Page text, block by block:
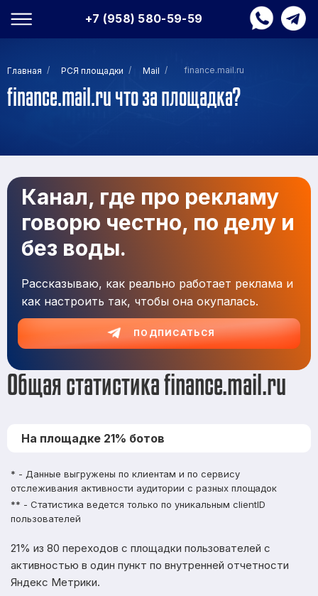
+7 (958) 580-59-59
Главная / РСЯ площадки / Mail / finance.mail.ru
finance.mail.ru что за площадка?
Канал, где про рекламу
говорю честно, по делу и
без воды.
Рассказываю, как реально работает реклама и
как настроить так, чтобы она окупалась.
ПОДПИСАТЬСЯ
Общая статистика finance.mail.ru
На площадке 21% ботов
* - Данные выгружены по клиентам и по сервису
отслеживания активности аудитории с разных площадок
** - Статистика ведется только по уникальным clientID
пользователей
21% из 80 переходов с площадки пользователей с
активностью в один пункт по внутренней отчетности
Яндекс Метрики.